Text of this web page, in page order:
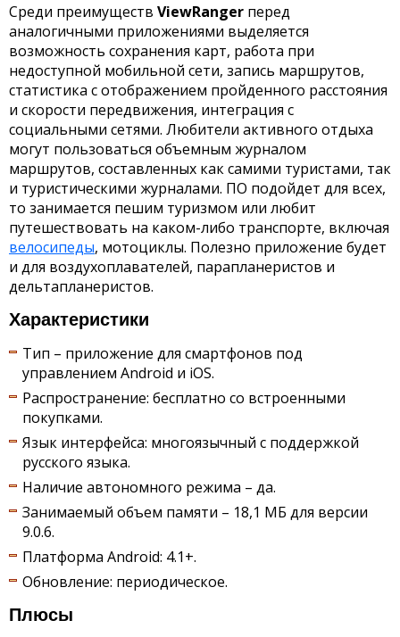
Среди преимуществ ViewRanger перед
аналогичными приложениями выделяется
возможность сохранения карт, работа при
недоступной мобильной сети, запись маршрутов,
статистика с отображением пройденного расстояния
и скорости передвижения, интеграция с
социальными сетями. Любители активного отдыха
могут пользоваться объемным журналом
маршрутов, составленных как самими туристами, так
и туристическими журналами. ПО подойдет для всех,
то занимается пешим туризмом или любит
путешествовать на каком-либо транспорте, включая
велосипеды, мотоциклы. Полезно приложение будет
и для воздухоплавателей, парапланеристов и
дельтапланеристов.
Характеристики
Тип – приложение для смартфонов под
управлением Android и iOS.
Распространение: бесплатно со встроенными
покупками.
Язык интерфейса: многоязычный с поддержкой
русского языка.
Наличие автономного режима – да.
Занимаемый объем памяти – 18,1 МБ для версии
9.0.6.
Платформа Android: 4.1+.
Обновление: периодическое.
Плюсы